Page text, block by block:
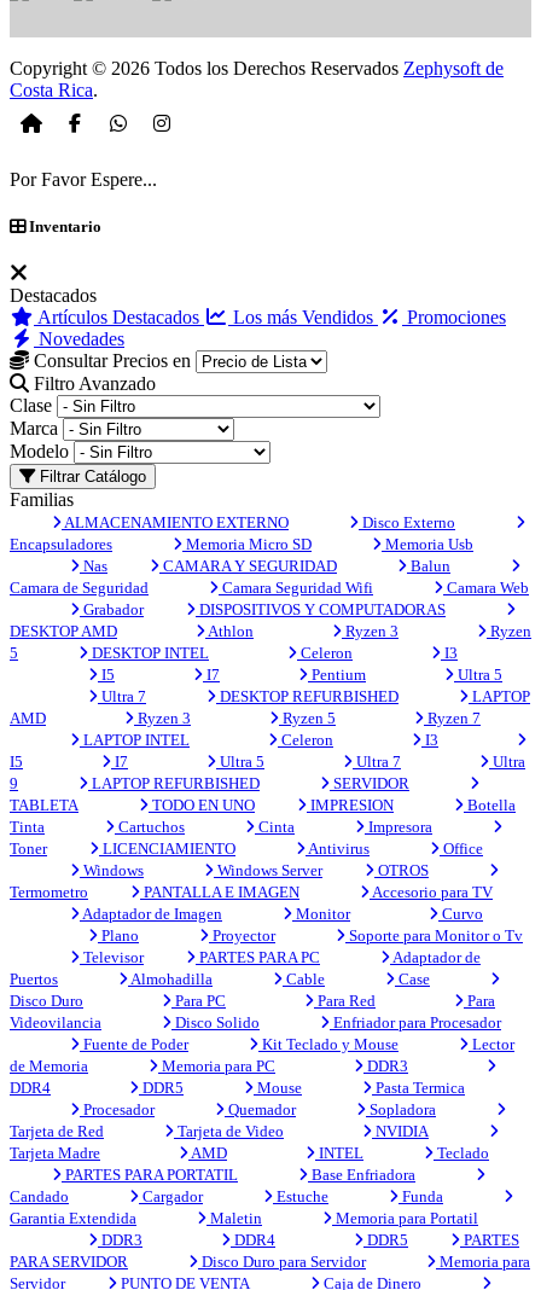
Copyright © 2026 Todos los Derechos Reservados Zephysoft de
Costa Rica.
Por Favor Espere...
Inventario
Destacados
Artículos Destacados
Los más Vendidos
Promociones
Novedades
Consultar Precios en
Filtro Avanzado
Clase
Marca
Modelo
Filtrar Catálogo
Familias
ALMACENAMIENTO EXTERNO
Disco Externo
Encapsuladores
Memoria Micro SD
Memoria Usb
Nas
CAMARA Y SEGURIDAD
Balun
Camara de Seguridad
Camara Seguridad Wifi
Camara Web
Grabador
DISPOSITIVOS Y COMPUTADORAS
DESKTOP AMD
Athlon Ryzen 3
Ryzen
5
DESKTOP INTEL Celeron
I3
I5
I7 Pentium
Ultra 5
Ultra 7
DESKTOP REFURBISHED
LAPTOP
AMD
Ryzen 3 Ryzen 5
Ryzen 7
LAPTOP INTEL
Celeron
I3
I5
I7 Ultra 5 Ultra 7
Ultra
9
LAPTOP REFURBISHED
SERVIDOR
TABLETA
TODO EN UNO IMPRESION
Botella
Tinta
Cartuchos Cinta
Impresora
Toner
LICENCIAMIENTO Antivirus
Office
Windows
Windows Server
OTROS
Termometro
PANTALLA E IMAGEN
Accesorio para TV
Adaptador de Imagen
Monitor
Curvo
Plano
Proyector
Soporte para Monitor o Tv
Televisor
PARTES PARA PC
Adaptador de
Puertos
Almohadilla Cable
Case
Disco Duro
Para PC Para Red
Para
Videovilancia
Disco Solido
Enfriador para Procesador
Fuente de Poder
Kit Teclado y Mouse
Lector
de Memoria
Memoria para PC
DDR3
DDR4
DDR5 Mouse
Pasta Termica
Procesador
Quemador
Sopladora
Tarjeta de Red
Tarjeta de Video
NVIDIA
Tarjeta Madre
AMD INTEL
Teclado
PARTES PARA PORTATIL
Base Enfriadora
Candado
Cargador Estuche
Funda
Garantia Extendida
Maletin
Memoria para Portatil
DDR3
DDR4 DDR5
PARTES
PARA SERVIDOR
Disco Duro para Servidor
Memoria para
Servidor
PUNTO DE VENTA Caja de Dinero